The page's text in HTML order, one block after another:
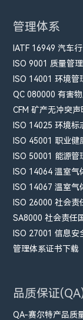
管理体系
IATF 16949 汽车
ISO 9001 质量管
ISO 14001 环境管
QC 080000 有害
CFM​ 矿产无冲突声
ISO 14025 环境
ISO 45001 职业健
ISO 50001 能源管
ISO 14064 温室气
ISO 14067 温室
ISO 26000 社会责
SA8000 社会责任
ISO 27001 信息安
管理体系证书下载
品质保证
QA-赛尔特产品质